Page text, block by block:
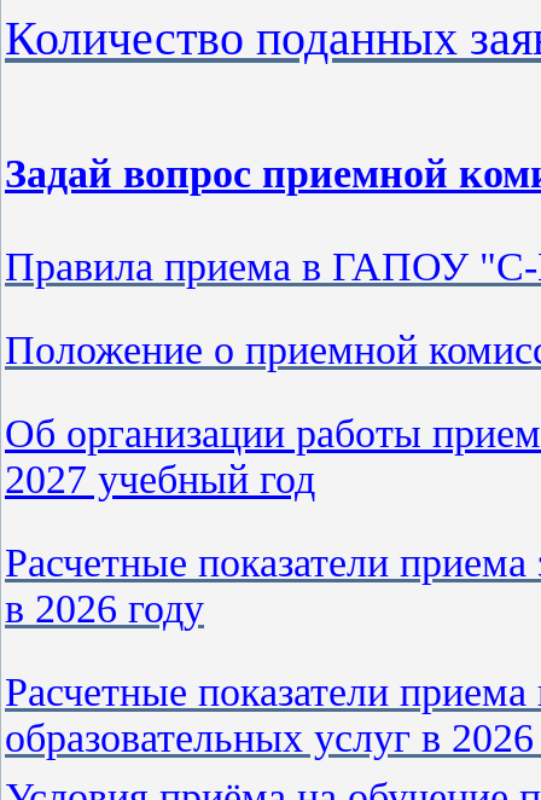
Количество поданных
Задай вопрос приемной
Правила приема в ГАПОУ
Положение о приемной
Об организации работы
2027 учебный год
Расчетные показатели
в 2026 году
Расчетные показатели
образовательных услуг в